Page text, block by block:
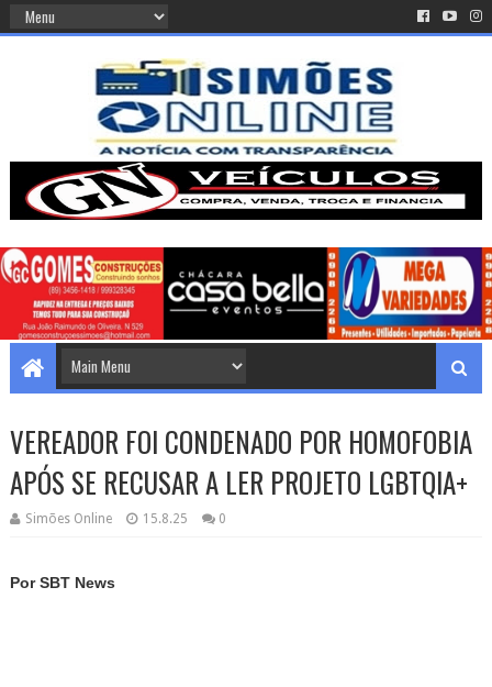
VEREADOR FOI CONDENADO POR HOMOFOBIA
APÓS SE RECUSAR A LER PROJETO LGBTQIA+
Simões Online 15.8.25 0
Por SBT News